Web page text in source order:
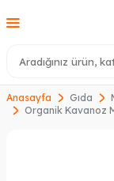
Anasayfa Gıda
Organik Kavanoz